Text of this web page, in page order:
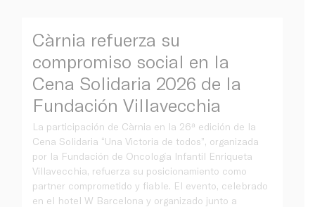
Càrnia refuerza su
compromiso social en la
Cena Solidaria 2026 de la
Fundación Villavecchia
La participación de Càrnia en la 26ª edición de la
Cena Solidaria “Una Victoria de todos”, organizada
por la Fundación de Oncología Infantil Enriqueta
Villavecchia, refuerza su posicionamiento como
partner comprometido y fiable. El evento, celebrado
en el hotel W Barcelona y organizado junto a